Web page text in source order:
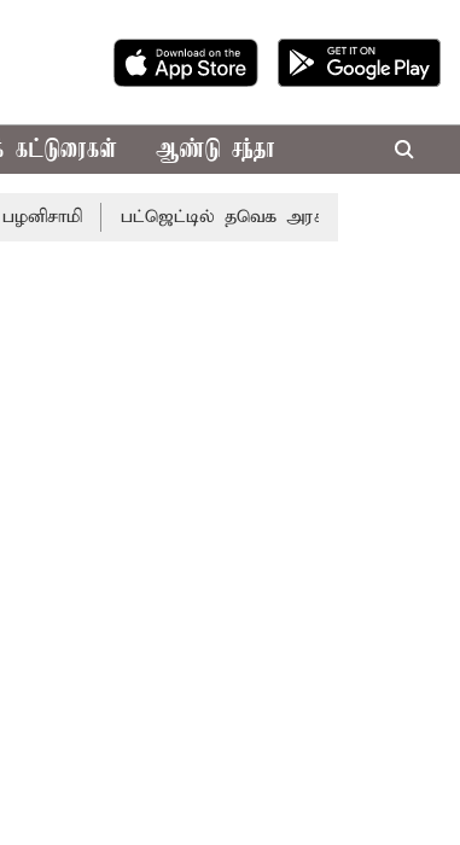
கட்டுரைகள் ஆண்டு சந்தா
பட்ஜெட்டில் தவெக அரசின் வாக்குறுதிகள் இல்லை -